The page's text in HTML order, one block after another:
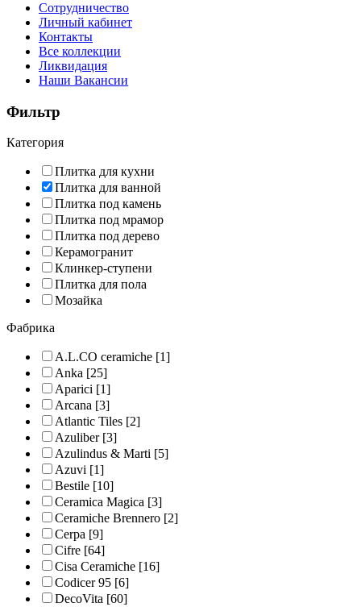
Сотрудничество
Личный кабинет
Контакты
Все коллекции
Ликвидация
Наши Вакансии
Фильтр
Категория
Плитка для кухни
Плитка для ванной
Плитка под камень
Плитка под мрамор
Плитка под дерево
Керамогранит
Клинкер-ступени
Плитка для пола
Мозайка
Фабрика
A.L.CO ceramiche [1]
Anka [25]
Aparici [1]
Arcana [3]
Atlantic Tiles [2]
Azuliber[3]
Azulindus & Marti [5]
Azuvi [1]
Bestile [10]
Ceramica Magica [3]
Ceramiche Brennero [2]
Cerpa [9]
Cifre [64]
Cisa Ceramiche [16]
Codicer 95 [6]
DecoVita [60]